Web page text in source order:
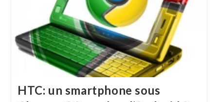
HTC: un smartphone sous